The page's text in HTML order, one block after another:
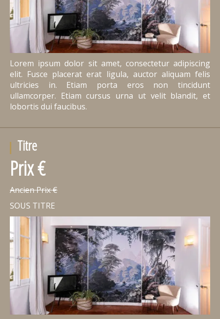
Lorem ipsum dolor sit amet, consectetur adipiscing
elit. Fusce placerat erat ligula, auctor aliquam felis
ultricies in. Etiam porta eros non tincidunt
ullamcorper. Etiam cursus urna ut velit blandit, et
lobortis dui faucibus.
Titre
Prix €
Ancien Prix €
SOUS TITRE